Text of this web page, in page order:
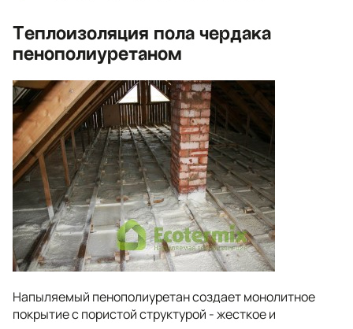
Теплоизоляция пола чердака
пенополиуретаном
Напыляемый пенополиуретан создает монолитное
покрытие с пористой структурой - жесткое и